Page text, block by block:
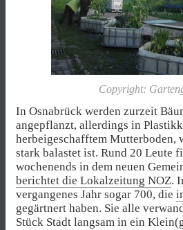
Copyright:
In Osnabrück werden zurzeit
angepflanzt, allerdings in
herbeigeschafftem Mutterboden,
stark balastet ist. Rund 20 Leute
wochenends in dem neuen
berichtet die Lokalzeitung NOZ.
vergangenes Jahr sogar 700, die
gegärtnert haben. Sie alle
Stück Stadt langsam in ein